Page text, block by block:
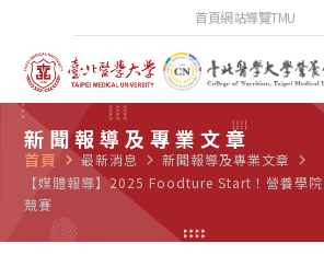
首頁網站導覽TMU
新聞報導及專業文章
首頁 navigate_next最新消息 navigate_next 新聞報導及專業文章 navigate_next
【媒體報導】2025 Foodture Start！營養學
競賽